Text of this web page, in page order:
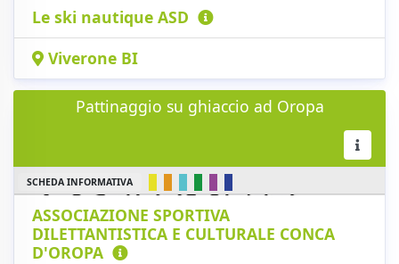
Le ski nautique ASD
Viverone BI
Pattinaggio su ghiaccio ad Oropa
SCHEDA INFORMATIVA
ASSOCIAZIONE SPORTIVA
DILETTANTISTICA E CULTURALE CONCA
D'OROPA